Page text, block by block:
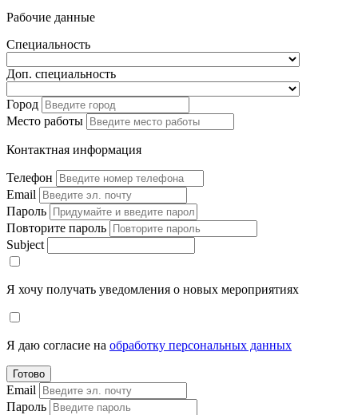
Рабочие данные
Специальность
Доп. специальность
Город
Место работы
Контактная информация
Телефон
Email
Пароль
Повторите пароль
Subject
Я хочу получать уведомления о новых мероприятиях
Я даю согласие на обработку персональных данных
Готово
Email
Пароль